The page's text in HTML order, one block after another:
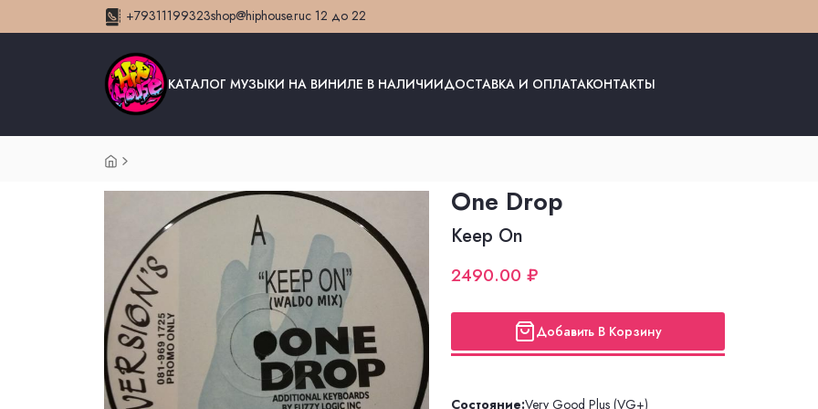
+79311199323shop@hiphouse.ruс 12 до 22
КАТАЛОГ МУЗЫКИ НА ВИНИЛЕ В НАЛИЧИИДОСТАВКА И ОПЛАТАКОНТАКТЫ
One Drop
Keep On
2490.00 ₽
Добавить В Корзину
Состояние:Very Good Plus (VG+)